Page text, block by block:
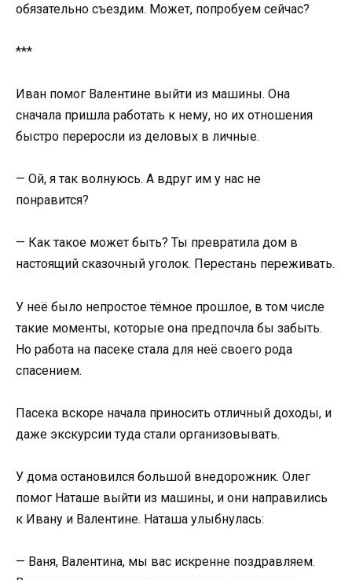
обязательно съездим. Может, попробуем сейчас?
***
Иван помог Валентине выйти из машины. Она
сначала пришла работать к нему, но их отношения
быстро переросли из деловых в личные.
— Ой, я так волнуюсь. А вдруг им у нас не
понравится?
— Как такое может быть? Ты превратила дом в
настоящий сказочный уголок. Перестань переживать.
У неё было непростое тёмное прошлое, в том числе
такие моменты, которые она предпочла бы забыть.
Но работа на пасеке стала для неё своего рода
спасением.
Пасека вскоре начала приносить отличный доходы, и
даже экскурсии туда стали организовывать.
У дома остановился большой внедорожник. Олег
помог Наташе выйти из машины, и они направились
к Ивану и Валентине. Наташа улыбнулась:
— Ваня, Валентина, мы вас искренне поздравляем.